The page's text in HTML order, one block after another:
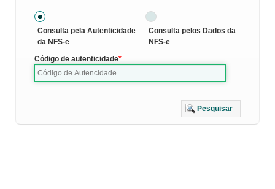
Consulta pela Autenticidade
da NFS-e
Consulta pelos Dados da
NFS-e
Código de autenticidade
Pesquisar